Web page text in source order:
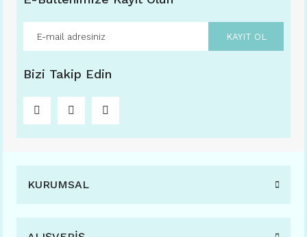
KAYIT OL
Bizi Takip Edin
KURUMSAL